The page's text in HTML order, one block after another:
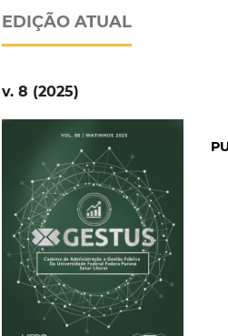
EDIÇÃO ATUAL
v. 8 (2025)